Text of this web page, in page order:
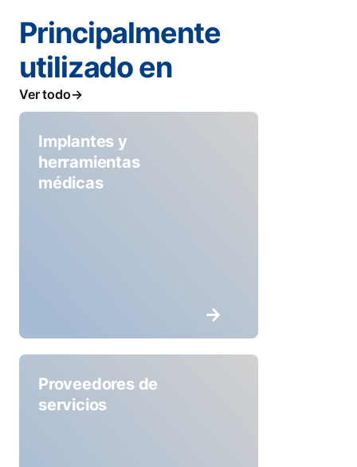
Principalmente
utilizado en
Ver todo
Implantes y
herramientas
médicas
Proveedores de
servicios